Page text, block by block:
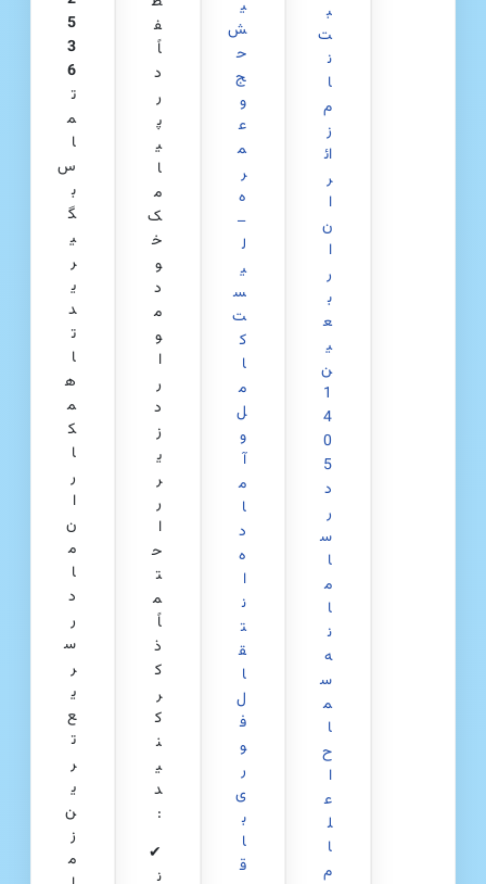
ب
ت‌
ن
ا
م
ز
ائ
ر
ا
ن
ا
ر
ب
ع
ی
ن
1
4
0
5
د
ر
س
ا
م
ا
ن
ه
س
م
ا
ح
ا
ع
ل
ا
م
ی
ش
ح
ج
و
ع
م
ر
ه
–
ل
ی
س
ت
ک
ا
م
ل
و
آ
م
ا
د
ه
ا
ن
ت
ق
ا
ل
ف
و
ر
ی
ب
ا
ق
ف
اً
د
ر
پ
ی
ا
م
ک
خ
و
د
م
و
ا
ر
د
ز
ی
ر
ر
ا
ح
ت
م
اً
ذ
ک
ر
ک
ن
ی
د
:
✔
ن
5
3
6
ت
م
ا
س
ب
گ
ی
ر
ی
د
ت
ا
ه
م
ک
ا
ر
ا
ن
م
ا
د
ر
س
ر
ی
ع‌
ت
ر
ی
ن
ز
م